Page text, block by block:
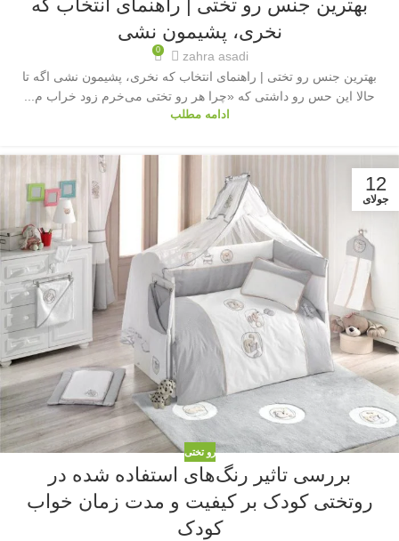
بهترین جنس رو تختی | راهنمای انتخاب که
نخری، پشیمون نشی
zahra asadi
0
بهترین جنس رو تختی | راهنمای انتخاب که نخری، پشیمون نشی اگه تا
حالا این حس رو داشتی که «چرا هر رو تختی می‌خرم زود خراب م...
ادامه مطلب
12
جولای
رو تختی
بررسی تاثیر رنگ‌های استفاده شده در
روتختی کودک بر کیفیت و مدت زمان خواب
کودک